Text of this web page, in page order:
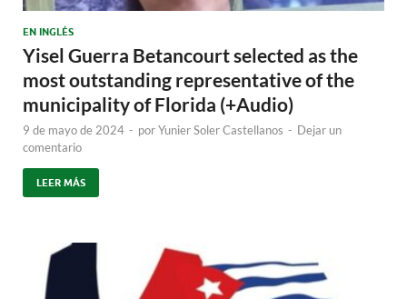
EN INGLÉS
Yisel Guerra Betancourt selected as the
most outstanding representative of the
municipality of Florida (+Audio)
9 de mayo de 2024 - porYunier Soler Castellanos - Dejar un
comentario
LEER MÁS